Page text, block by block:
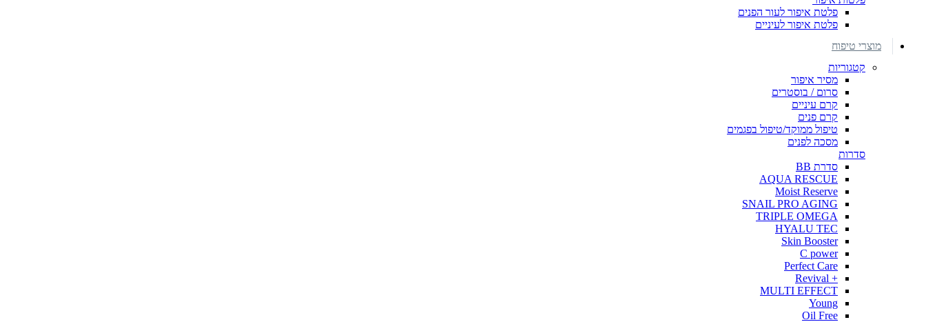
פלטת איפור לעור הפנים
פלטת איפור לעיניים
מוצרי טיפוח
קטגוריות
מסיר איפור
סרום / בוסטרים
קרם עיניים
קרם פנים
טיפול ממוקד/טיפול בפגמים
מסכה לפנים
סדרות
סדרת BB
AQUA RESCUE
Moist Reserve
SNAIL PRO AGING
TRIPLE OMEGA
HYALU TEC
Skin Booster
C power
Perfect Care
+ Revival
MULTI EFFECT
Young
Oil Free